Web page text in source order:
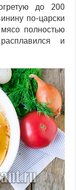
до 200
по-царски
полностью
и